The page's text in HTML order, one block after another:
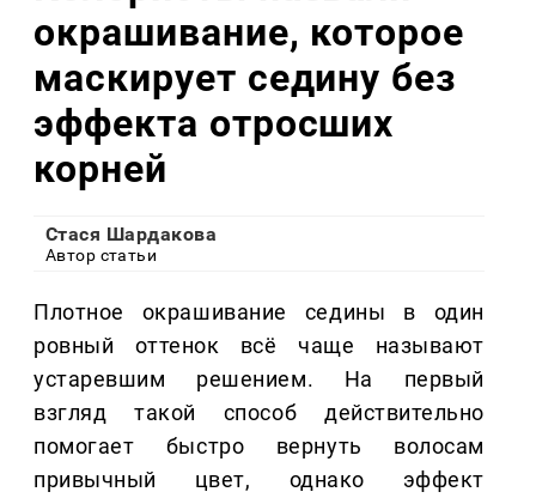
окрашивание, которое
маскирует седину без
эффекта отросших
корней
Стася Шардакова
Автор статьи
Плотное окрашивание седины в один
ровный оттенок всё чаще называют
устаревшим решением. На первый
взгляд такой способ действительно
помогает быстро вернуть волосам
привычный цвет, однако эффект